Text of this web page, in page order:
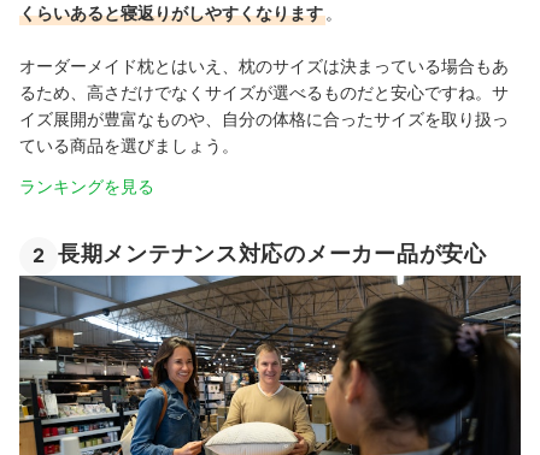
くらいあると寝返りがしやすくなります 。
オーダーメイド枕とはいえ、枕のサイズは決まっている場合もあ
るため、高さだけでなくサイズが選べるものだと安心ですね。サ
イズ展開が豊富なものや、自分の体格に合ったサイズを取り扱っ
ている商品を選びましょう。
ランキングを見る
2 長期メンテナンス対応のメーカー品が安心